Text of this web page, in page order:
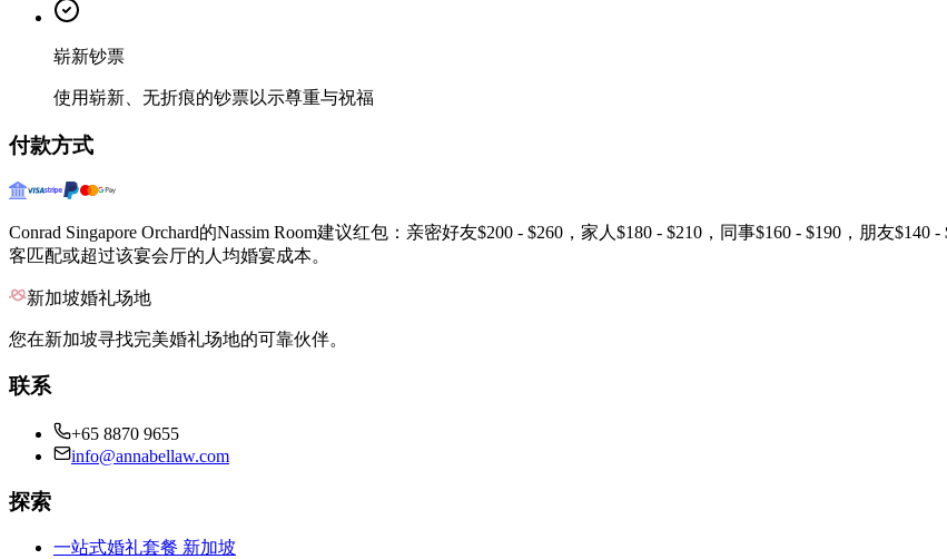
崭新钞票
使用崭新、无折痕的钞票以示尊重与祝福
付款方式
Conrad Singapore Orchard的Nassim Room建议红包：亲密好友$200 - $260，家人$180 - $210，同事$160 - $190，朋友
客匹配或超过该宴会厅的人均婚宴成本。
新加坡婚礼场地
您在新加坡寻找完美婚礼场地的可靠伙伴。
联系
+65 8870 9655
info@annabellaw.com
探索
一站式婚礼套餐 新加坡